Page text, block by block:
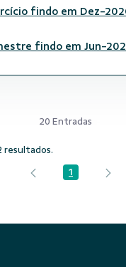
findo em Dez-
findo em Jun-
20 Entradas
resultados.
Página
1